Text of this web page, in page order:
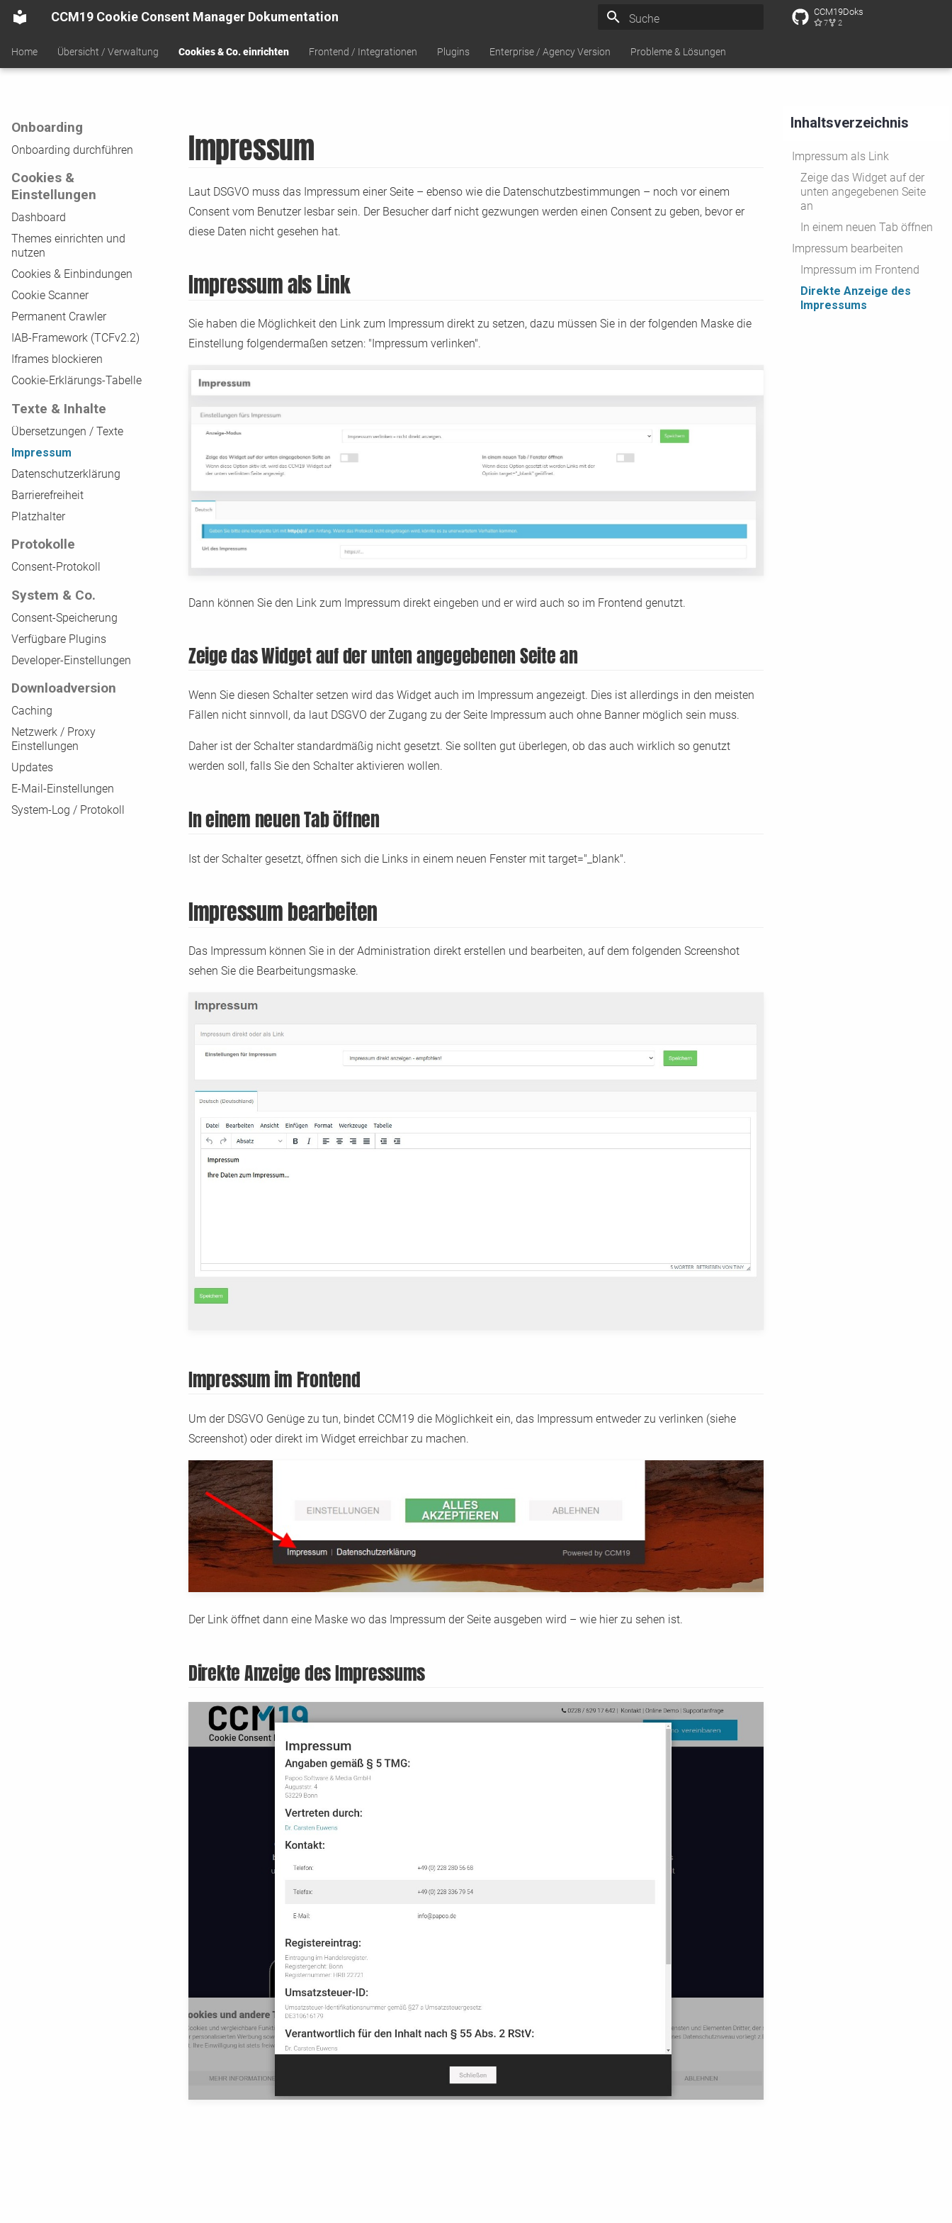
CCM19 Cookie Consent Manager Dokumentation CCM19Doks
7 2
Home Übersicht / Verwaltung Cookies & Co. einrichten Frontend / Integrationen Plugins Enterprise / Agency Version Probleme & Lösungen
Onboarding
Onboarding durchführen
Cookies &
Einstellungen
Dashboard
Themes einrichten und
nutzen
Cookies & Einbindungen
Cookie Scanner
Permanent Crawler
IAB-Framework (TCFv2.2)
Iframes blockieren
Cookie-Erklärungs-Tabelle
Texte & Inhalte
Übersetzungen / Texte
Impressum
Datenschutzerklärung
Barrierefreiheit
Platzhalter
Protokolle
Consent-Protokoll
System & Co.
Consent-Speicherung
Verfügbare Plugins
Developer-Einstellungen
Downloadversion
Caching
Netzwerk / Proxy
Einstellungen
Updates
E-Mail-Einstellungen
System-Log / Protokoll
Inhaltsverzeichnis
Impressum als Link
Zeige das Widget auf der
unten angegebenen Seite
an
In einem neuen Tab öffnen
Impressum bearbeiten
Impressum im Frontend
Direkte Anzeige des
Impressums
Impressum
Laut DSGVO muss das Impressum einer Seite – ebenso wie die Datenschutzbestimmungen – noch vor einem
Consent vom Benutzer lesbar sein. Der Besucher darf nicht gezwungen werden einen Consent zu geben, bevor er
diese Daten nicht gesehen hat.
Impressum als Link
Sie haben die Möglichkeit den Link zum Impressum direkt zu setzen, dazu müssen Sie in der folgenden Maske die
Einstellung folgendermaßen setzen: "Impressum verlinken".
Dann können Sie den Link zum Impressum direkt eingeben und er wird auch so im Frontend genutzt.
Zeige das Widget auf der unten angegebenen Seite an
Wenn Sie diesen Schalter setzen wird das Widget auch im Impressum angezeigt. Dies ist allerdings in den meisten
Fällen nicht sinnvoll, da laut DSGVO der Zugang zu der Seite Impressum auch ohne Banner möglich sein muss.
Daher ist der Schalter standardmäßig nicht gesetzt. Sie sollten gut überlegen, ob das auch wirklich so genutzt
werden soll, falls Sie den Schalter aktivieren wollen.
In einem neuen Tab öffnen
Ist der Schalter gesetzt, öffnen sich die Links in einem neuen Fenster mit target="_blank".
Impressum bearbeiten
Das Impressum können Sie in der Administration direkt erstellen und bearbeiten, auf dem folgenden Screenshot
sehen Sie die Bearbeitungsmaske.
Impressum im Frontend
Um der DSGVO Genüge zu tun, bindet CCM19 die Möglichkeit ein, das Impressum entweder zu verlinken (siehe
Screenshot) oder direkt im Widget erreichbar zu machen.
Der Link öffnet dann eine Maske wo das Impressum der Seite ausgeben wird – wie hier zu sehen ist.
Direkte Anzeige des Impressums